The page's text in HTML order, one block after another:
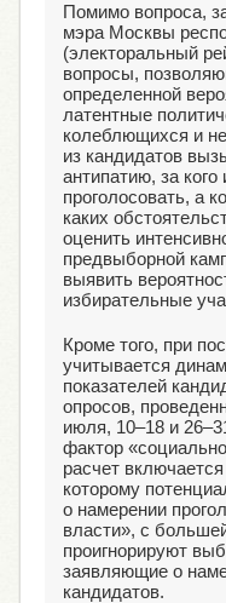
Помимо вопроса,
мэра Москвы
(электоральный
вопросы,
определенной
латентные
колеблющихся и
из кандидатов
антипатию, за
проголосовать, а
каких
оценить
предвыборной
выявить
избирательные
Кроме того, при
учитывается
показателей
опросов,
июля, 10–18 и
фактор
расчет
которому
о намерении
власти», с
проигнорируют
заявляющие о
кандидатов.